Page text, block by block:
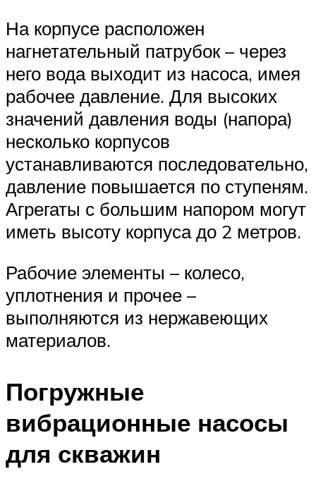
На корпусе расположен
нагнетательный патрубок – через
него вода выходит из насоса, имея
рабочее давление. Для высоких
значений давления воды (напора)
несколько корпусов
устанавливаются последовательно,
давление повышается по ступеням.
Агрегаты с большим напором могут
иметь высоту корпуса до 2 метров.
Рабочие элементы – колесо,
уплотнения и прочее –
выполняются из нержавеющих
материалов.
Погружные
вибрационные насосы
для скважин